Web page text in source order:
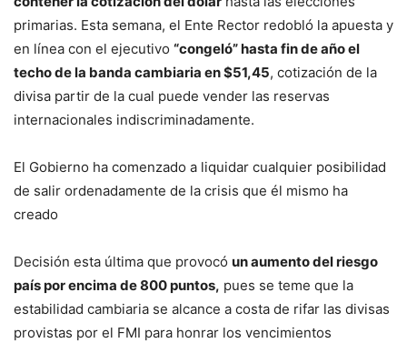
primarias. Esta semana, el Ente Rector redobló la apuesta y
en línea con el ejecutivo “congeló” hasta fin de año el
techo de la banda cambiaria en $51,45, cotización de la
divisa partir de la cual puede vender las reservas
internacionales indiscriminadamente.
El Gobierno ha comenzado a liquidar cualquier posibilidad
de salir ordenadamente de la crisis que él mismo ha
creado
Decisión esta última que provocó un aumento del riesgo
país por encima de 800 puntos, pues se teme que la
estabilidad cambiaria se alcance a costa de rifar las divisas
provistas por el FMI para honrar los vencimientos